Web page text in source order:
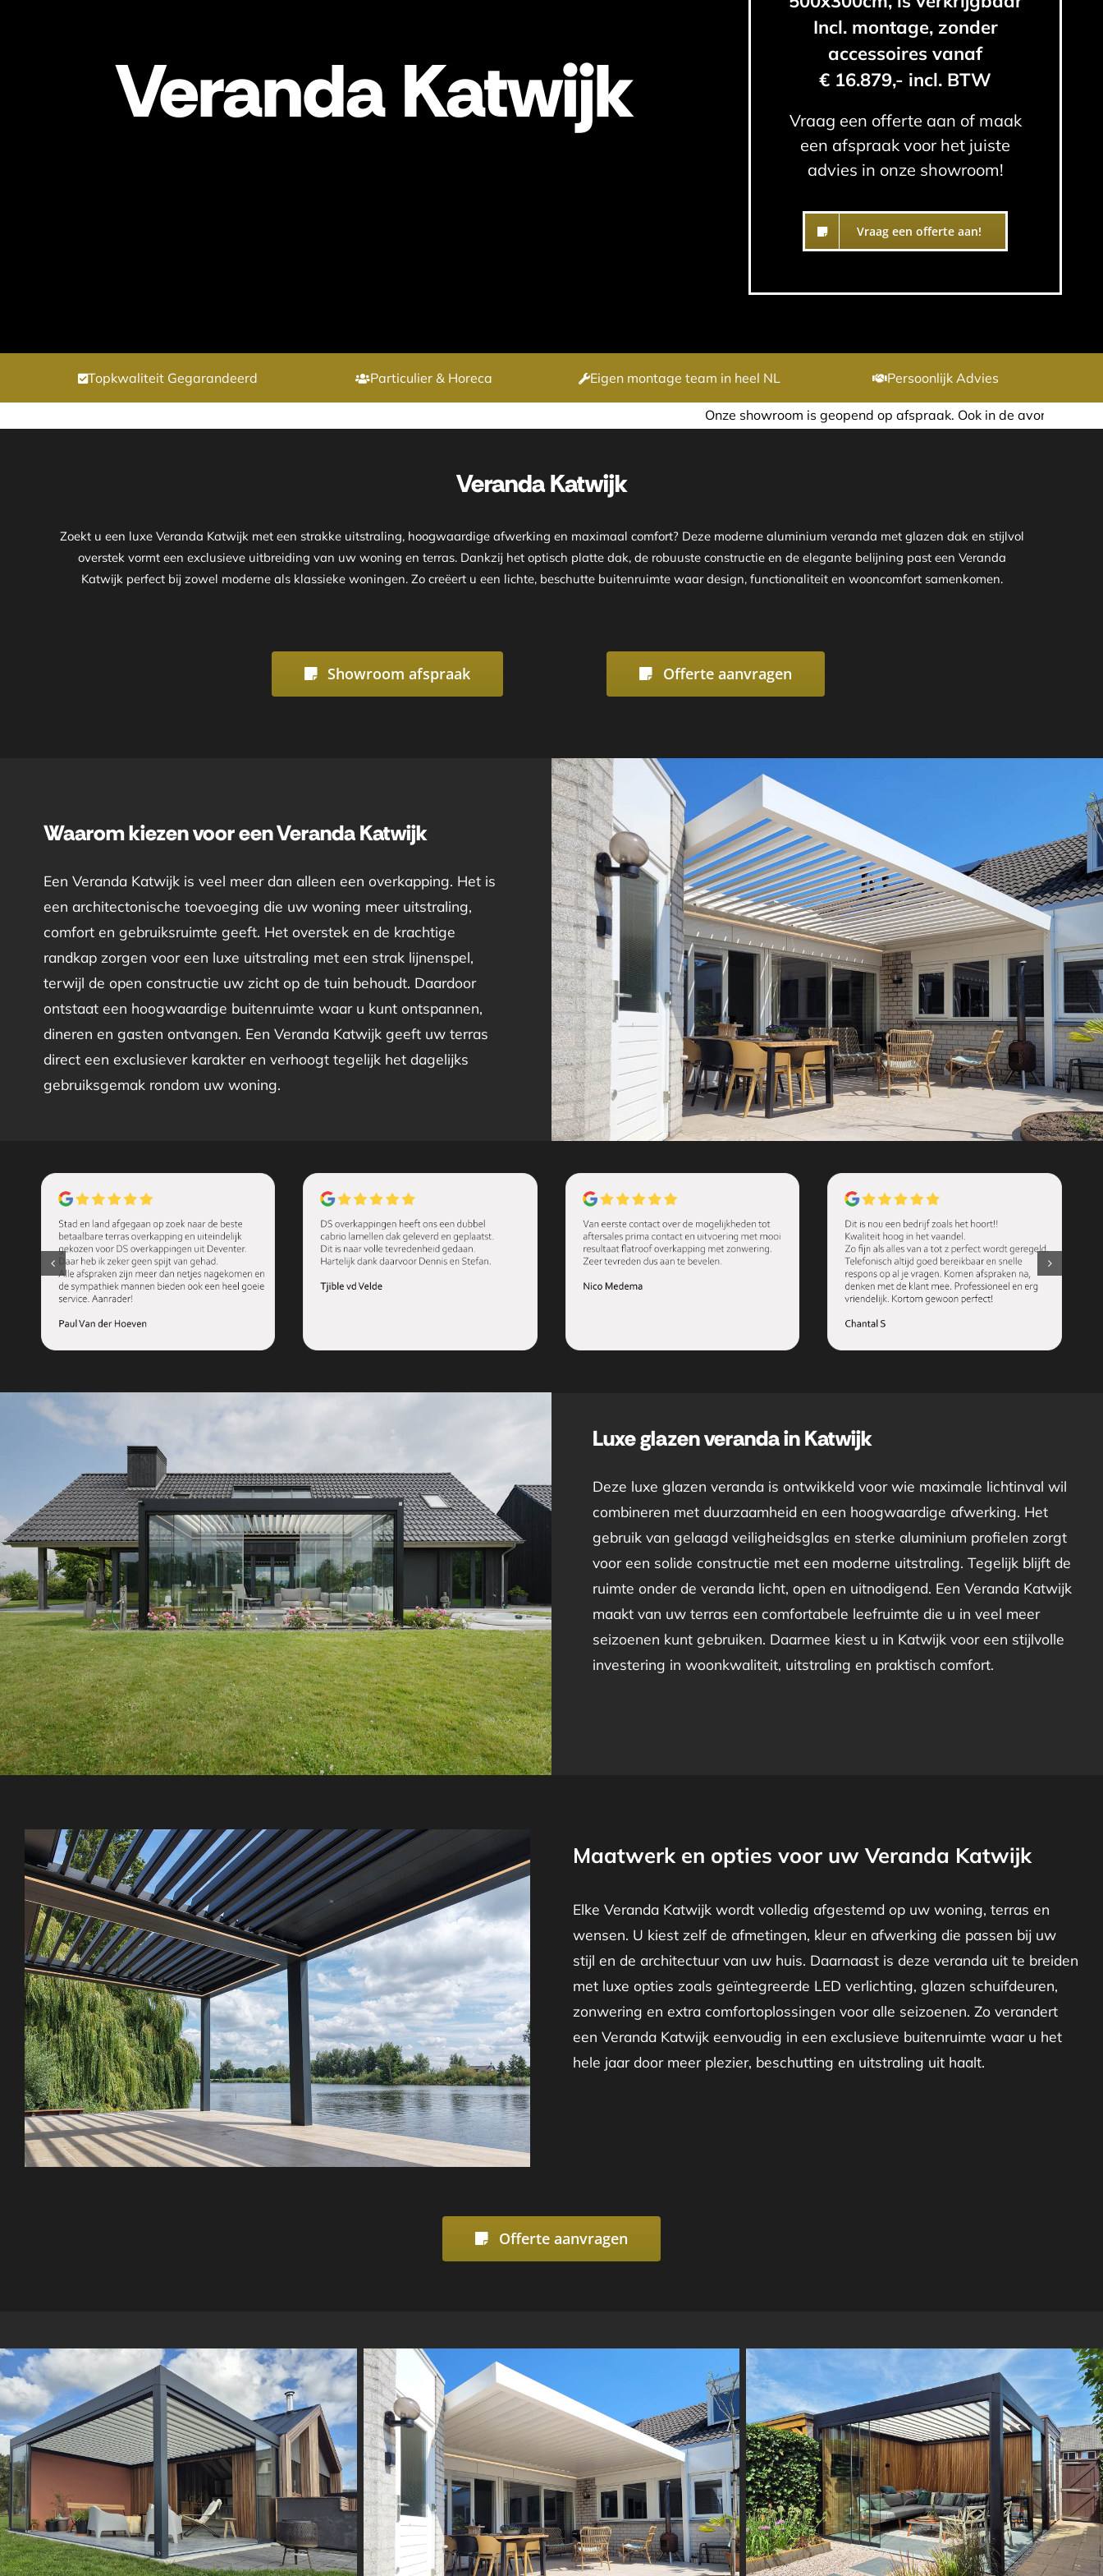
Veranda Katwijk
Incl. montage, zonder
accessoires vanaf
€ 16.879,- incl. BTW
Vraag een offerte aan of maak
een afspraak voor het juiste
advies in onze showroom!
Vraag een offerte aan!
Topkwaliteit Gegarandeerd Particulier & Horeca Eigen montage team in heel NL Persoonlijk Advies
Onze showroom is geopend op afspraak. Ook in de avond of in het weekend nemen wij
Veranda Katwijk
Zoekt u een luxe Veranda Katwijk met een strakke uitstraling, hoogwaardige afwerking en maximaal comfort? Deze moderne aluminium veranda met glazen dak en stijlvol
overstek vormt een exclusieve uitbreiding van uw woning en terras. Dankzij het optisch platte dak, de robuuste constructie en de elegante belijning past een Veranda
Katwijk perfect bij zowel moderne als klassieke woningen. Zo creëert u een lichte, beschutte buitenruimte waar design, functionaliteit en wooncomfort samenkomen.
Showroom afspraak Offerte aanvragen
Waarom kiezen voor een Veranda Katwijk
Een Veranda Katwijk is veel meer dan alleen een overkapping. Het is
een architectonische toevoeging die uw woning meer uitstraling,
comfort en gebruiksruimte geeft. Het overstek en de krachtige
randkap zorgen voor een luxe uitstraling met een strak lijnenspel,
terwijl de open constructie uw zicht op de tuin behoudt. Daardoor
ontstaat een hoogwaardige buitenruimte waar u kunt ontspannen,
dineren en gasten ontvangen. Een Veranda Katwijk geeft uw terras
direct een exclusiever karakter en verhoogt tegelijk het dagelijks
gebruiksgemak rondom uw woning.
Luxe glazen veranda in Katwijk
Deze luxe glazen veranda is ontwikkeld voor wie maximale lichtinval wil
combineren met duurzaamheid en een hoogwaardige afwerking. Het
gebruik van gelaagd veiligheidsglas en sterke aluminium profielen zorgt
voor een solide constructie met een moderne uitstraling. Tegelijk blijft de
ruimte onder de veranda licht, open en uitnodigend. Een Veranda Katwijk
maakt van uw terras een comfortabele leefruimte die u in veel meer
seizoenen kunt gebruiken. Daarmee kiest u in Katwijk voor een stijlvolle
investering in woonkwaliteit, uitstraling en praktisch comfort.
Maatwerk en opties voor uw Veranda Katwijk
Elke Veranda Katwijk wordt volledig afgestemd op uw woning, terras en
wensen. U kiest zelf de afmetingen, kleur en afwerking die passen bij uw
stijl en de architectuur van uw huis. Daarnaast is deze veranda uit te breiden
met luxe opties zoals geïntegreerde LED verlichting, glazen schuifdeuren,
zonwering en extra comfortoplossingen voor alle seizoenen. Zo verandert
een Veranda Katwijk eenvoudig in een exclusieve buitenruimte waar u het
hele jaar door meer plezier, beschutting en uitstraling uit haalt.
Offerte aanvragen